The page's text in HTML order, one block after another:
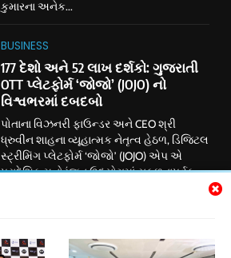
કુમારના અનેક...
BUSINESS
177 દેશો અને 52 લાખ દર્શકો: ગુજરાતી
OTT પ્લેટફોર્મ ‘જોજો’ (JOJO) નો
વિશ્વભરમાં દબદબો
પોતાના વિઝનરી ફાઉન્ડર અને CEO શ્રી
ધ્રુવીન શાહના વ્યૂહાત્મક નેતૃત્વ હેઠળ, ડિજિટલ
સ્ટ્રીમિંગ પ્લેટફોર્મ ‘જોજો’ (JOJO) એપ એ
પ્રાદેશિક મનોરંજન ઉદ્યોગમાં સફળતાપૂર્વક
સ્ટોરીટેલિંગ અને પ્રાદેશિક પ્રતિનિધિત્વ વચ્ચેના
અંતરને ઝડપથી દૂર કર્યું છે. હાલમાં BSE પર